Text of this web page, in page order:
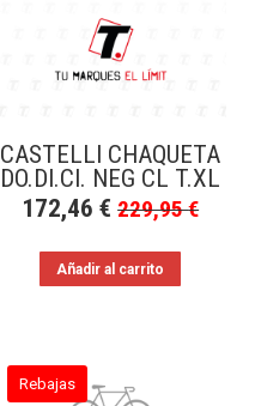
CASTELLI CHAQUETA
DO.DI.CI. NEG CL T.XL
172,46€ 229,95€
Añadir al carrito
Rebajas